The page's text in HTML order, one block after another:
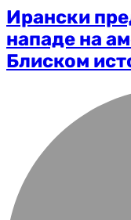
Ирански
нападе на
Блиском